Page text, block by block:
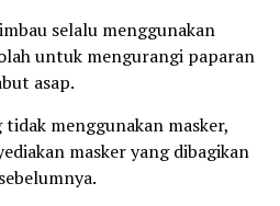
selalu menggunakan
untuk mengurangi paparan
asap.
menggunakan masker,
masker yang dibagikan